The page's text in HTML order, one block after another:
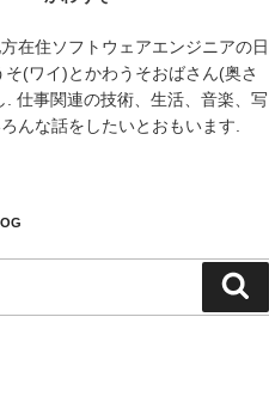
在住ソフトウェアエンジニアの日
(ワイ)とかわうそおばさん(奥さ
. 仕事関連の技術、生活、音楽、写
んな話をしたいとおもいます.
索